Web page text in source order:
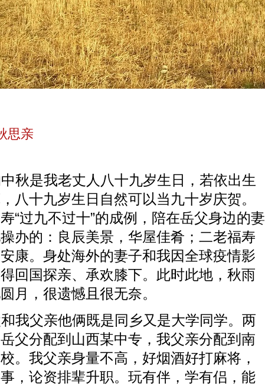
思亲
是我老丈人八十九岁生日，若依出生
八十九岁生日自然可以当九十岁庆贺。
“过九不过十”的成例，陪在岳父身边的妻
办的：良辰美景，华屋佳肴；二老福寿
康。身处海外的妻子和我因全球疫情影
回国探亲、承欢膝下。此时此地，秋雨
月，很遗憾且很无奈。
父亲他俩既是同乡又是大学同学。两
父分配到山西某中专，我父亲分配到南
。我父亲身量不高，好烟酒好打麻将，
，论资排辈升职。玩有伴，学有侣，能